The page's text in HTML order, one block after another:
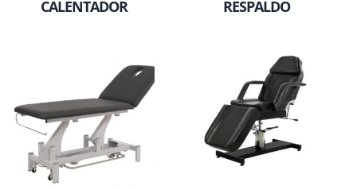
CALENTADOR RESPALDO